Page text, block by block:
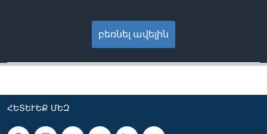
բեռնել ավելին
ՀԵՏԵՒԵՔ ՄԵԶ